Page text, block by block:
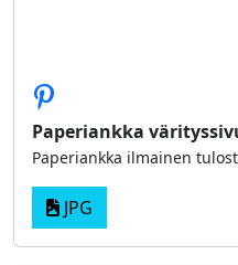
Paperiankka
Paperiankka ilmainen
JPG